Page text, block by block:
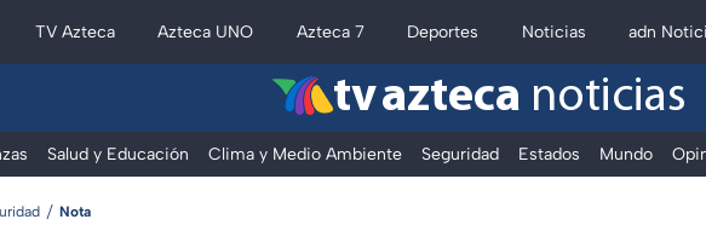
TV Azteca Azteca UNO Azteca 7 Deportes Noticias adn
tv azteca noticias
Salud y Educación Clima y Medio Ambiente Seguridad Estados Mundo
Nota